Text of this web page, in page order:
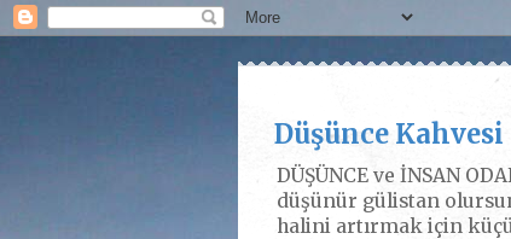
Düşünce Kahvesi
DÜŞÜNCE ve İNSAN
düşünür gülistan
halini artırmak için